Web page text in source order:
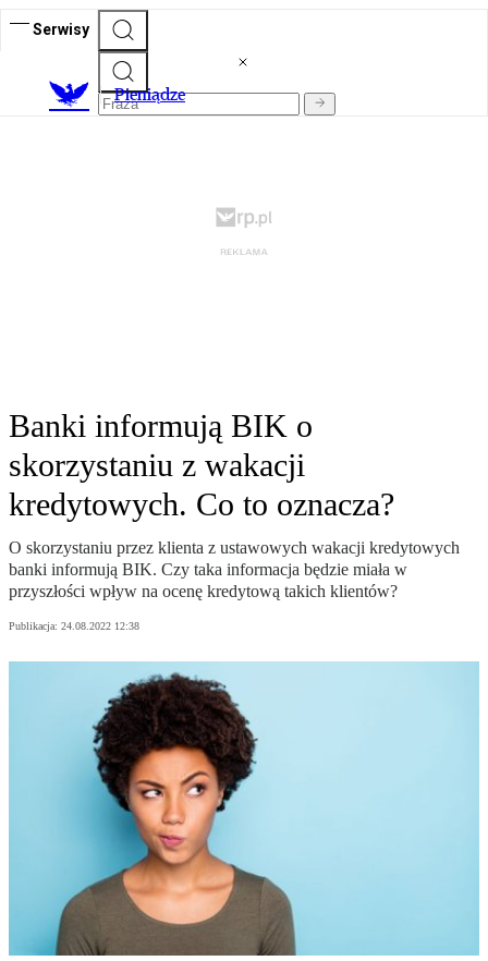
Serwisy
Pieniądze
Banki informują BIK o
skorzystaniu z wakacji
kredytowych. Co to oznacza?
O skorzystaniu przez klienta z ustawowych wakacji kredytowych
banki informują BIK. Czy taka informacja będzie miała w
przyszłości wpływ na ocenę kredytową takich klientów?
Publikacja: 24.08.2022 12:38